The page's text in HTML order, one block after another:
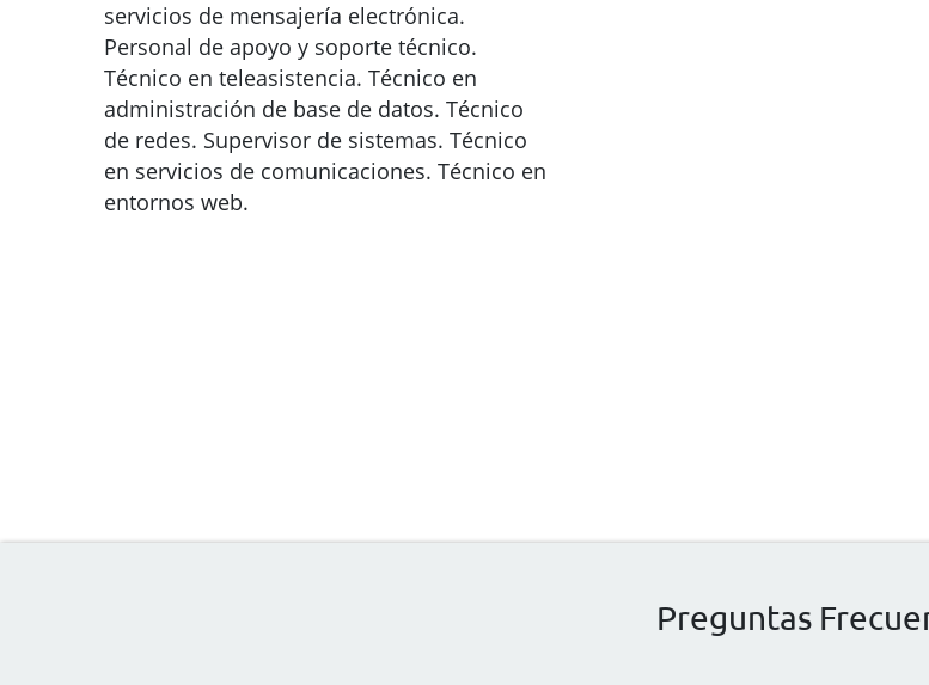
servicios de mensajería electrónica.
Personal de apoyo y soporte técnico.
Técnico en teleasistencia. Técnico en
administración de base de datos. Técnico
de redes. Supervisor de sistemas. Técnico
en servicios de comunicaciones. Técnico en
entornos web.
Preguntas